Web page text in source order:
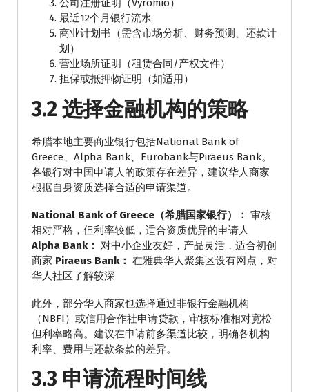
公司注册证明（Vyromio）
最近12个月银行流水
商业计划书（需含市场分析、财务预测、还款计
划）
营业场所证明（租赁合同/产权文件）
担保或抵押物证明（如适用）
3.2 选择金融机构的策略
希腊本地主要商业银行包括National Bank of
Greece、Alpha Bank、Eurobank与Piraeus Bank。
各银行对中国申请人的政策存在差异，建议华人商家
根据自身资质选择合适的申请渠道。
National Bank of Greece（希腊国家银行）： 审核
相对严格，但利率较低，适合资质优异的申请人
Alpha Bank： 对中小企业友好，产品灵活，适合初创
商家 Piraeus Bank： 在雅典华人聚集区设有网点，对
华人社区了解较深
此外，部分华人商家也选择通过非银行金融机构
（NBFI）或信用合作社申请贷款，审核标准相对宽松
但利率略高。建议在申请前多渠道比较，明确各机构
利率、费用与还款条款的差异。
3.3 申请流程时间线